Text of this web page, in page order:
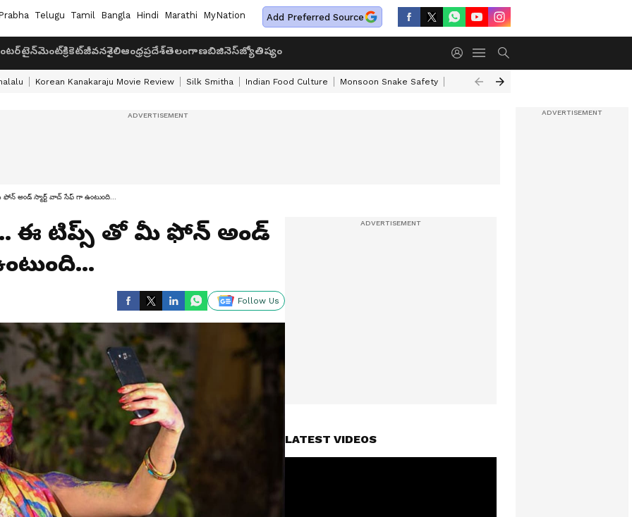
Telugu Tamil Bangla Hindi Marathi MyNation Add Preferred Source
క్రికెట్జీవనశైలిఆంధ్రప్రదేశ్తెలంగాణబిజినెస్జ్యోతిష్యం
Korean Kanakaraju Movie Review Silk Smitha Indian Food Culture Monsoon Snake Safety Akkineni Nageswara Rao
అండ్ స్మార్ట్ వాచ్ సేఫ్ గా ఉంటుంది...
ఈ టిప్స్ తో మీ ఫోన్ అండ్
Follow Us
LATEST VIDEOS